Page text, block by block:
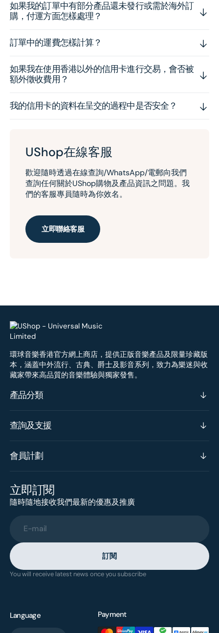
如果我的訂單中有部分產品還未發行或需於海外訂
購，付運方面怎樣處理？
訂單中的運費怎樣計算？
如果我在使用香港以外的信用卡進行交易，會否被
額外徵收費用？
我的信用卡的資料在呈交的過程中是否安全？
UShop在線客服
歡迎隨時透過在線查詢/WhatsApp/電郵向我們
查詢任何關於UShop購物及產品資訊之問題。我
們的客服專員隨時為你效名。
立即聯絡客服
環球音樂香港官方網上商店，提供正版音樂產品及限量珍藏版
本，涵蓋中外流行、古典、爵士及影音系列，致力為樂迷與收
藏家帶來高品質的音樂體驗與獨家發售。
產品分類
查詢及支援
會員計劃
立即訂閱
隨時隨地接收我們最新的優惠及推廣
E-mail
訂閱
You will receive latest news once you subscribe
Language Payment